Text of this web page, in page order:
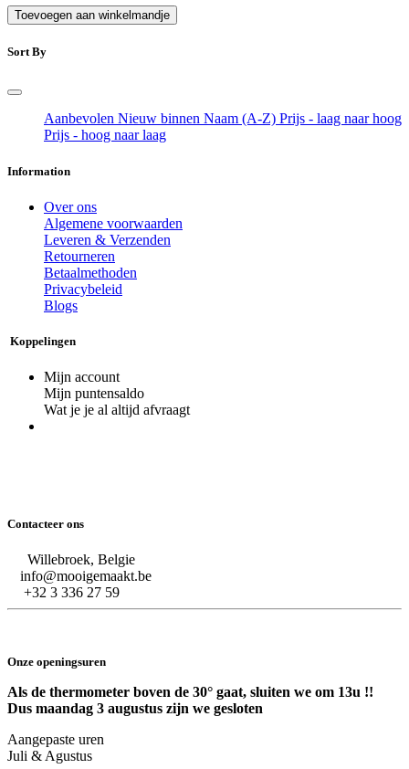
Toevoegen aan winkelmandje
Sort By
Aanbevolen Nieuw binnen Naam (A-Z) Prijs - laag naar hoog
Prijs - hoog naar laag
Information
Over ons
Algemene voorwaarden
Leveren & Verzenden
Retourneren
Betaalmethoden
Privacybeleid
Blogs
Koppelingen
Mijn account
Mijn puntensaldo
Wat je je al altijd afvraagt
Contacteer ons
Willebroek, Belgie
info@mooigemaakt.be
+32 3 336 27 59
Onze openingsuren
Als de thermometer boven de 30° gaat, sluiten we om 13u !!
Dus maandag 3 augustus zijn we gesloten
Aangepaste uren
Juli & Agustus